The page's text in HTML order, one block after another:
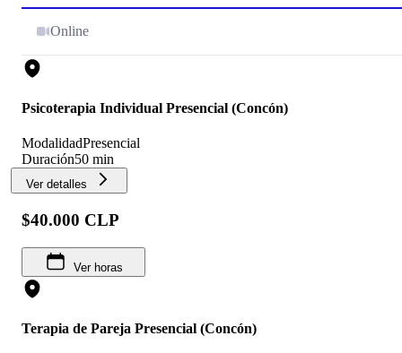
Online
Psicoterapia Individual Presencial (Concón)
ModalidadPresencial
Duración50 min
Ver detalles
$40.000 CLP
Ver horas
Terapia de Pareja Presencial (Concón)